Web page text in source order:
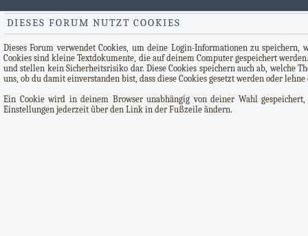
DIESES FORUM NUTZT COOKIES
Dieses Forum verwendet Cookies, um deine Login-Informationen zu
Cookies sind kleine Textdokumente, die auf deinem Computer gespeichert
und stellen kein Sicherheitsrisiko dar. Diese Cookies speichern auch ab, welche
uns, ob du damit einverstanden bist, dass diese Cookies gesetzt werden oder lehne
Ein Cookie wird in deinem Browser unabhängig von deiner Wahl
Einstellungen jederzeit über den Link in der Fußzeile ändern.